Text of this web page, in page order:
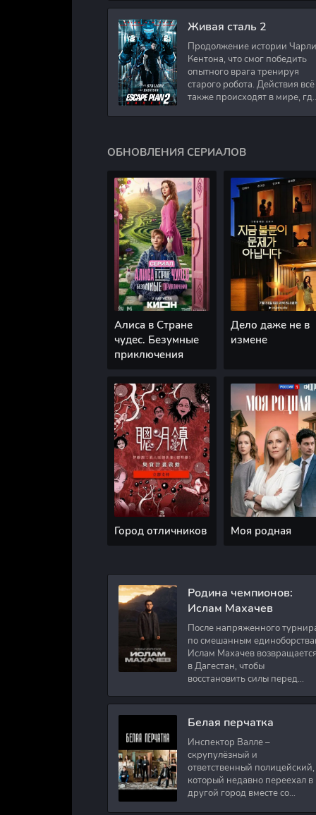
работал в медицинском
Живая сталь 2
Продолжение истории Чарли
Кентона, что смог победить
опытного врага тренируя
старого робота. Действия всё
также происходят в мире, где
ОБНОВЛЕНИЯ СЕРИАЛОВ
Алиса в Стране
чудес. Безумные
приключения
Дело даже не в
измене
Город отличников Моя родная
Родина чемпионов:
Ислам Махачев
После напряженного
по смешанным
Ислам Махачев возвращается
в Дагестан, чтобы
восстановить силы перед
Вместе с ним приезжают
оператор и интервьюер,
Белая перчатка
Инспектор Валле –
скрупулёзный и
ответственный полицейский,
который недавно переехал в
другой город вместе со